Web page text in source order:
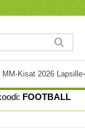
MM-Kisat 2026 Lapsille
FOOTBALL